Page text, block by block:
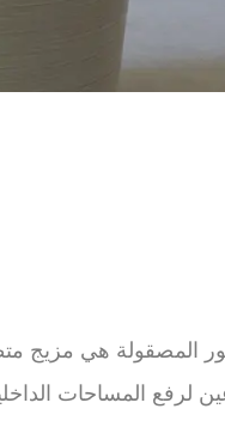
المصقولة هي مزيج
لرفع المساحات